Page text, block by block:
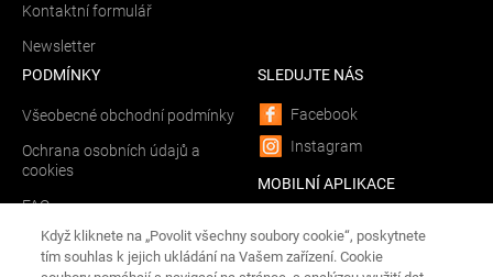
Kontaktní formulář
Newsletter
PODMÍNKY
Všeobecné obchodní podmínky
Ochrana osobních údajů a
cookies
FAQ
Spravovat Cookies
SLEDUJTE NÁS
Facebook
Instagram
MOBILNÍ APLIKACE
iOS
Když kliknete na „Povolit všechny soubory cookie“, poskytnete
tím souhlas k jejich ukládání na Vašem zařízení. Cookie